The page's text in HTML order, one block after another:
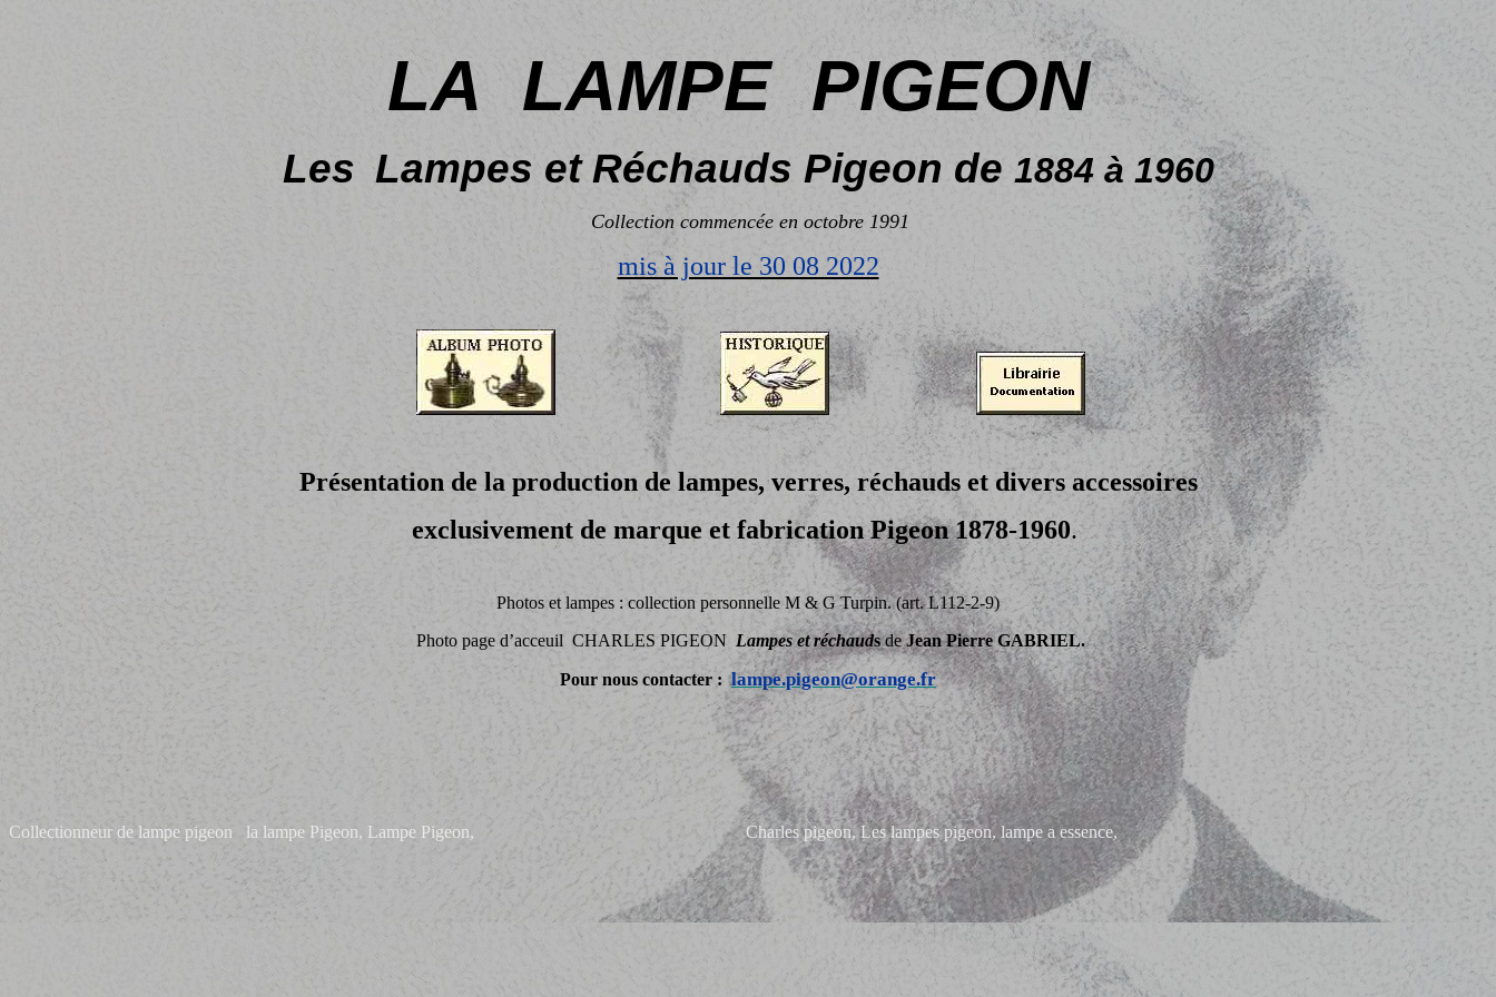
LA LAMPE PIGEON
Les Lampes et Réchauds Pigeon de 1884 à 1960
Collection commencée en octobre 1991
mis à jour le 30 08 2022
Présentation de la production de lampes, verres, réchauds et divers accessoires
exclusivement de marque et fabrication Pigeon 1878-1960.
Photos et lampes : collection personnelle M & G Turpin. (art. L112-2-9)
Photo page d’acceuil CHARLES PIGEON Lampes et réchaudsdeJean Pierre GABRIEL.
Pour nous contacter :lampe.pigeon@orange.fr
Collectionneur de lampe pigeon la lampe Pigeon, Lampe Pigeon, Charles pigeon, Les lampes pigeon, lampe a essence,